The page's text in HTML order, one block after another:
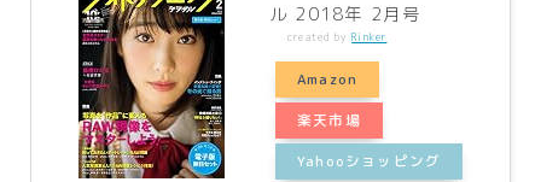
ル 2018年 2月号
created byRinker
Amazon
楽天市場
Yahooショッピング